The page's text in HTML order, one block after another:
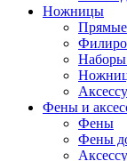
Ножницы
Фены и
Фены
Фены